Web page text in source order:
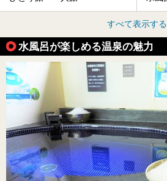
すべて表示する
水風呂が楽しめる温泉の魅力